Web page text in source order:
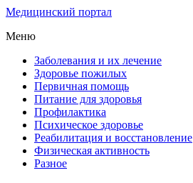
Медицинский портал
Меню
Заболевания и их лечение
Здоровье пожилых
Первичная помощь
Питание для здоровья
Профилактика
Психическое здоровье
Реабилитация и восстановление
Физическая активность
Разное